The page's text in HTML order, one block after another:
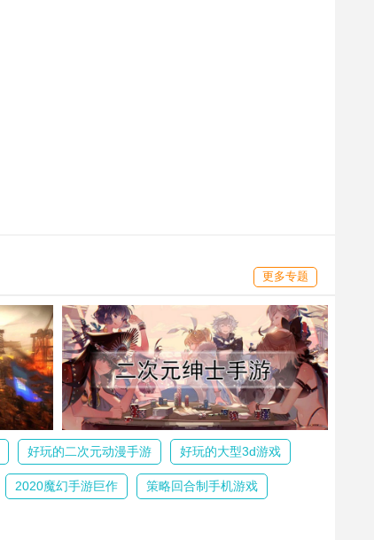
更多专题
好玩的二次元动漫手游 好玩的大型3d游戏
2020魔幻手游巨作 策略回合制手机游戏